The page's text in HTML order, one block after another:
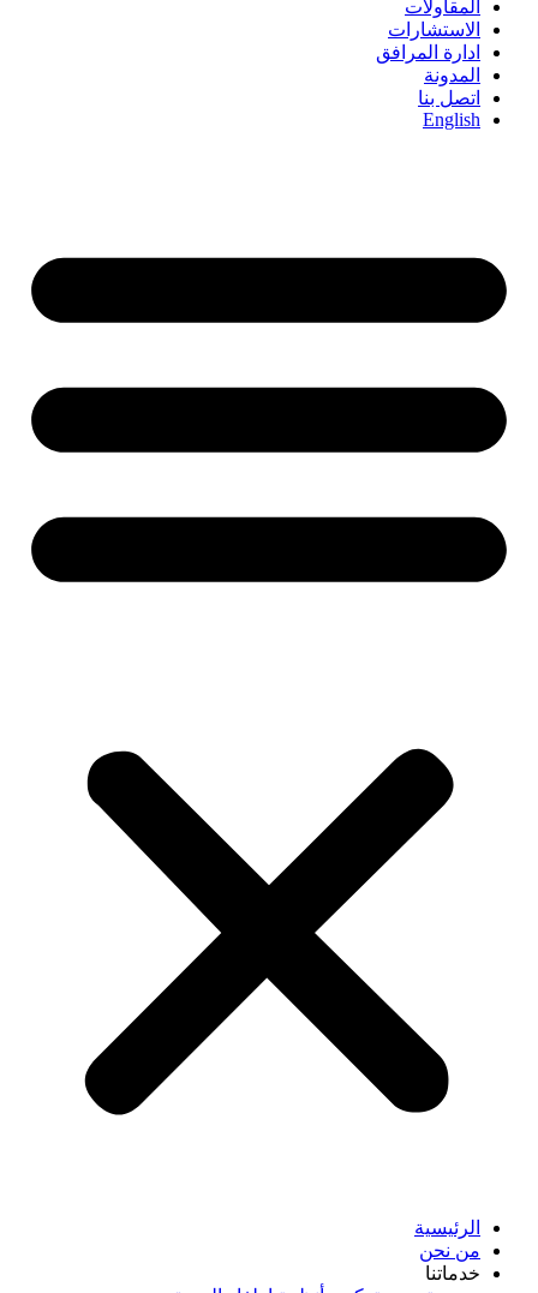
المقاولات
الاستشارات
ادارة المرافق
المدونة
اتصل بنا
English
الرئيسية
من نحن
خدماتنا